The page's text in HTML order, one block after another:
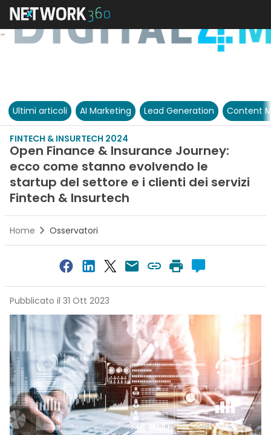
Ultimi articoli AI Marketing Lead Generation Content
FINTECH & INSURTECH 2024
Open Finance & Insurance Journey:
ecco come stanno evolvendo le
startup del settore e i clienti dei servizi
Fintech & Insurtech
Home Osservatori
Pubblicato il 31 Ott 2023